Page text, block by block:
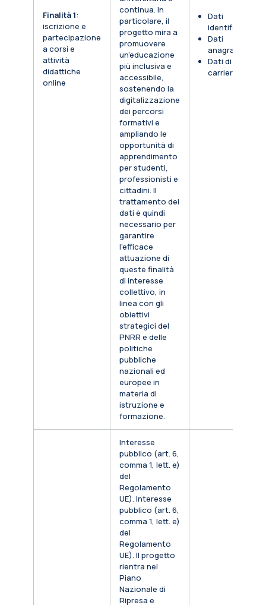
Finalità 1:
iscrizione e
partecipazione
a corsi e
attività
didattiche
online
continua. In
particolare, il
progetto mira a
promuovere
un’educazione
più inclusiva e
accessibile,
sostenendo la
digitalizzazione
dei percorsi
formativi e
ampliando le
opportunità di
apprendimento
per studenti,
professionisti e
cittadini. Il
trattamento dei
dati è quindi
necessario per
garantire
l’efficace
attuazione di
queste finalità
di interesse
collettivo, in
linea con gli
obiettivi
strategici del
PNRR e delle
politiche
pubbliche
nazionali ed
europee in
materia di
istruzione e
formazione.
Dati
identificativi
Dati
anagrafici
Dati di
carriera
Interesse
pubblico (art. 6,
comma 1, lett. e)
del
Regolamento
UE). Interesse
pubblico (art. 6,
comma 1, lett. e)
del
Regolamento
UE). Il progetto
rientra nel
Piano
Nazionale di
Ripresa e